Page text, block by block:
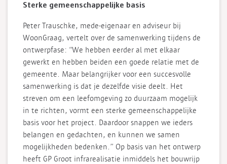
Sterke gemeenschappelijke basis
Peter Trauschke, mede-eigenaar en adviseur bij
WoonGraag, vertelt over de samenwerking tijdens de
ontwerpfase: “We hebben eerder al met elkaar
gewerkt en hebben beiden een goede relatie met de
gemeente. Maar belangrijker voor een succesvolle
samenwerking is dat je dezelfde visie deelt. Het
streven om een leefomgeving zo duurzaam mogelijk
in te richten, vormt een sterke gemeenschappelijke
basis voor het project. Daardoor snappen we ieders
belangen en gedachten, en kunnen we samen
mogelijkheden bedenken.” Op basis van het ontwerp
heeft GP Groot infrarealisatie inmiddels het bouwrijp